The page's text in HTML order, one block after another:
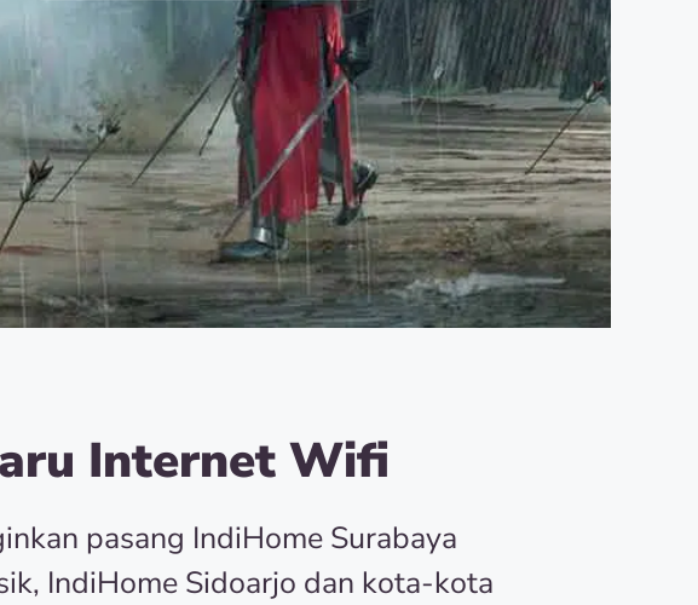
Internet Wifi
pasang IndiHome Surabaya
IndiHome Sidoarjo dan kota-kota